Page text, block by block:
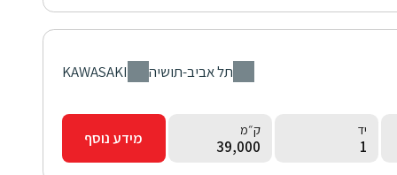
סניף
תל אביב-תושיה יצרן
KAWASAKI
יד
1
ק״מ
39,000 מידע נוסף